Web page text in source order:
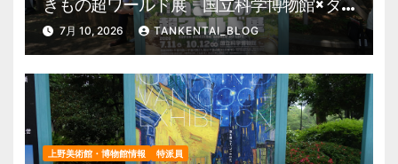
きもの超ワールド展 国立科学博物館×ダ
ーウィンが来た！』を開催。 上野公園
美術館・博物館 混雑情報他
7月 10, 2026 TANKENTAI_BLOG
上野美術館・博物館情報 特派員